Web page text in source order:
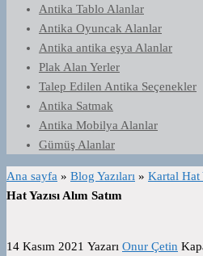
Antika Tablo Alanlar
Antika Oyuncak Alanlar
Antika antika eşya Alanlar
Plak Alan Yerler
Talep Edilen Antika Seçenekler
Antika Satmak
Antika Mobilya Alanlar
Gümüş Alanlar
Ana sayfa » Blog Yazıları » Kartal Hat
Hat Yazısı Alım Satım
14 Kasım 2021 Yazarı Onur Çetin